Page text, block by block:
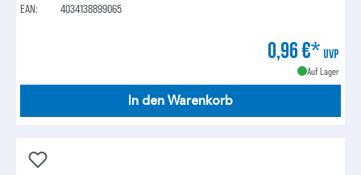
EAN:
4034138899065
0,96 €* UVP
Auf Lager
In den Warenkorb